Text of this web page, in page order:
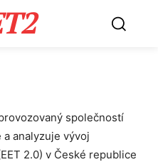
společností
analyzuje vývoj
2.0) v České republice